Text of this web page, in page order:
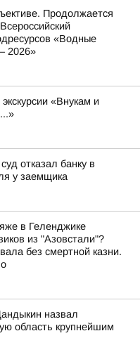
Продолжается
«Водные
2026»
«Внукам и
отказал банку в
у заемщика
в Геленджике
из "Азовстали"?
без смертной казни.
назвал
область крупнейшим